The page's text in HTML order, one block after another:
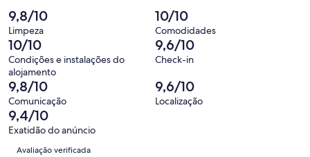
de
16
avaliações.
1
de
16
avaliações.
significa
“Razoável”.
0
de
16
avaliações.
que
significa
“Mau”.
0
de
16
avaliações.
2,
o
que
significa
“Péssimo”.
0
de
16
avaliações.
9,8/10
Limpeza
10/10
Comodidades
10/10
Condições e instalações do
alojamento
9,6/10
Check-in
9,8/10
Comunicação
9,6/10
Localização
9,4/10
Exatidão do anúncio
Avaliações
Avaliação verificada